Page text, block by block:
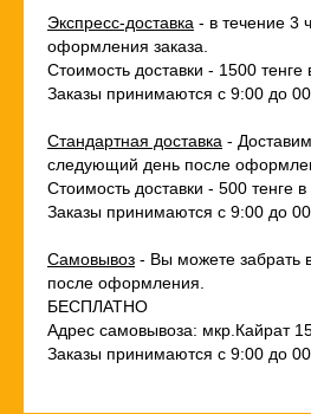
Экспресс-доставка - в течение 3
оформления заказа.
Стоимость доставки - 1500 тенге
Заказы принимаются с 9:00 до
Стандартная доставка -
следующий день после
Стоимость доставки - 500 тенге
Заказы принимаются с 9:00 до
Самовывоз - Вы можете забрать
после оформления.
БЕСПЛАТНО
Адрес самовывоза: мкр.Кайрат
Заказы принимаются с 9:00 до